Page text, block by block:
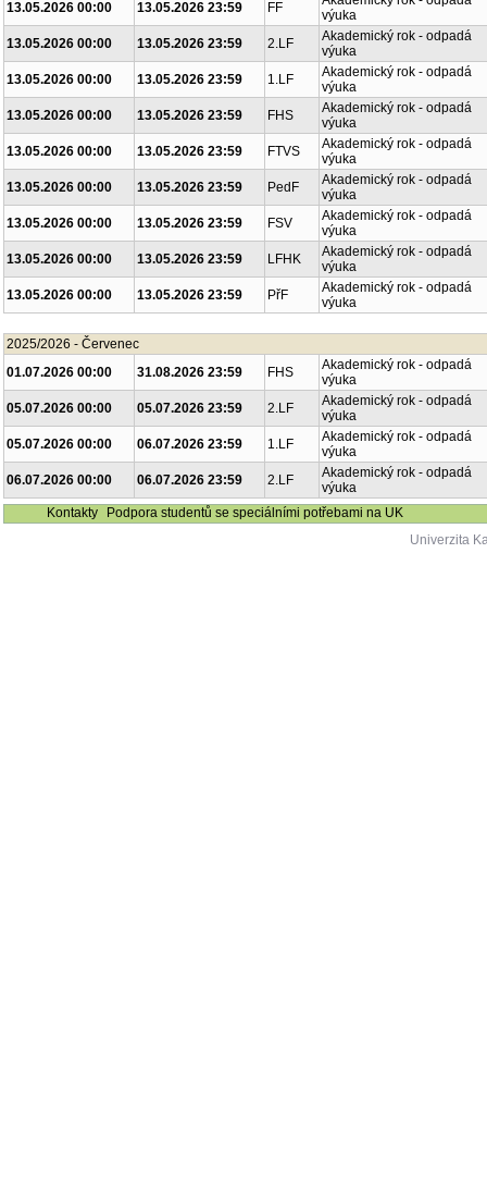
13.05.2026 00:00
13.05.2026 23:59 FF
výuka
13.05.2026 00:00
13.05.2026 23:59 2.LF
Akademický rok - odpadá
výuka
13.05.2026 00:00
13.05.2026 23:59 1.LF
Akademický rok - odpadá
výuka
13.05.2026 00:00
13.05.2026 23:59 FHS
Akademický rok - odpadá
výuka
13.05.2026 00:00
13.05.2026 23:59 FTVS
Akademický rok - odpadá
výuka
13.05.2026 00:00
13.05.2026 23:59 PedF
Akademický rok - odpadá
výuka
13.05.2026 00:00
13.05.2026 23:59 FSV
Akademický rok - odpadá
výuka
13.05.2026 00:00
13.05.2026 23:59 LFHK
Akademický rok - odpadá
výuka
13.05.2026 00:00
13.05.2026 23:59 PřF
Akademický rok - odpadá
výuka
2025/2026 - Červenec
01.07.2026 00:00
31.08.2026 23:59 FHS
Akademický rok - odpadá
výuka
05.07.2026 00:00
05.07.2026 23:59 2.LF
Akademický rok - odpadá
výuka
05.07.2026 00:00
06.07.2026 23:59 1.LF
Akademický rok - odpadá
výuka
06.07.2026 00:00
06.07.2026 23:59 2.LF
Akademický rok - odpadá
výuka
Kontakty
Podpora studentů se speciálními potřebami na UK
Univerzita